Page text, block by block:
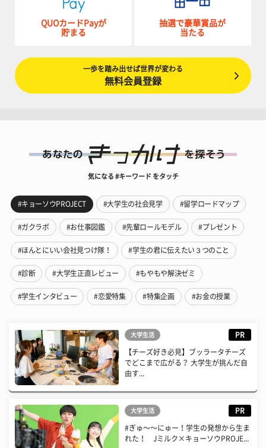
QUOカードPayが
貯まる
抽選で豪華賞品が
当たる
一歩を踏み出せば世界が変わる
無料会員登録
気になる #キーワード をタッチ
#キョーソウPROJECT #大学生の社会見学 #留学ロードマップ
#ガクラボ #お仕事図鑑 #先輩ロールモデル #プレゼント
#ほんとにいい会社見つけ隊！ #学生の君に伝えたい３つのこと
#診断 #大学生正直レビュー #もやもや解決ゼミ
#学生インタビュー #恋愛特集 #特集企画 #お金の授業
大学生活 PR
【チーズ好き必見】ブッラータチーズ
でどこまで広がる？ 大学生が挑んだ自
由す...
大学生活 PR
#ぎゅ〜〜にゅー！学生の発想から生ま
れた！ Jミルク×キョーソウPROJE...